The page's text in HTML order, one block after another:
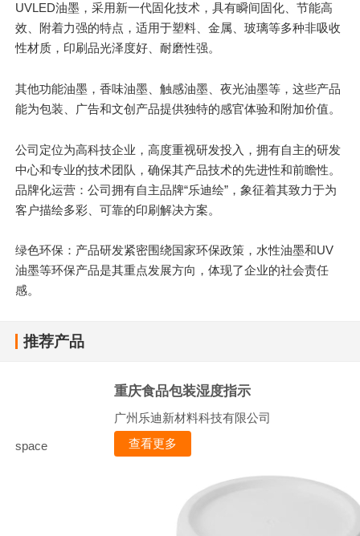
UVLED油墨，采用新一代固化技术，具有瞬间固化、节能高
效、附着力强的特点，适用于塑料、金属、玻璃等多种非吸收
性材质，印刷品光泽度好、耐磨性强。
其他功能油墨，香味油墨、触感油墨、夜光油墨等，这些产品
能为包装、广告和文创产品提供独特的感官体验和附加价值。
公司定位为高科技企业，高度重视研发投入，拥有自主的研发
中心和专业的技术团队，确保其产品技术的先进性和前瞻性。
品牌化运营：公司拥有自主品牌“乐迪绘”，象征着其致力于为
客户描绘多彩、可靠的印刷解决方案。
绿色环保：产品研发紧密围绕国家环保政策，水性油墨和UV
油墨等环保产品是其重点发展方向，体现了企业的社会责任
感。
推荐产品
space
重庆食品包装湿度指示
广州乐迪新材料科技有限公司
查看更多